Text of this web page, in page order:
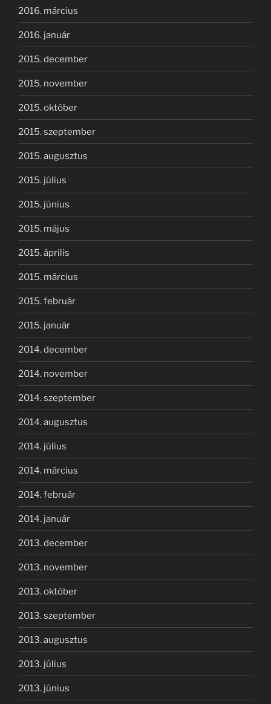
2016. március
2016. január
2015. december
2015. november
2015. október
2015. szeptember
2015. augusztus
2015. július
2015. június
2015. május
2015. április
2015. március
2015. február
2015. január
2014. december
2014. november
2014. szeptember
2014. augusztus
2014. július
2014. március
2014. február
2014. január
2013. december
2013. november
2013. október
2013. szeptember
2013. augusztus
2013. július
2013. június